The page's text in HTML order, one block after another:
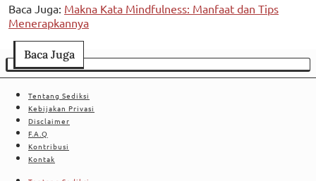
Baca Juga: Makna Kata Mindfulness: Manfaat dan Tips
Menerapkannya
Baca Juga
Tentang Sediksi
Kebijakan Privasi
Disclaimer
F.A.Q
Kontribusi
Kontak